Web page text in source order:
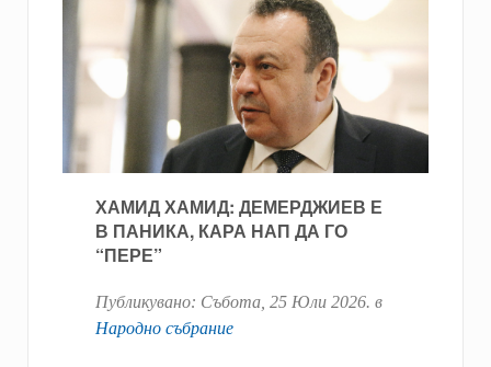
ХАМИД ХАМИД: ДЕМЕРДЖИЕВ Е
В ПАНИКА, КАРА НАП ДА ГО
“ПЕРЕ”
Публикувано: Събота, 25 Юли 2026. в
Народно събрание